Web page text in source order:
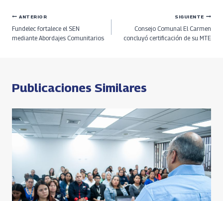
o
k
ds
m
p
n
k
entrada:
Navegación
de
ANTERIOR
Fundelec fortalece el SEN
mediante Abordajes Comunitarios
SIGUIENTE
Consejo Comunal El Carmen
concluyó certificación de su MTE
Publicaciones Similares